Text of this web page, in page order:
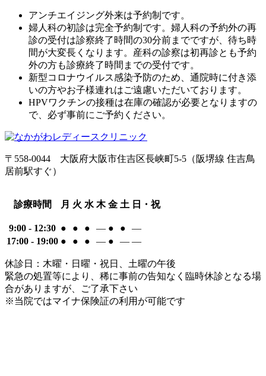
アンチエイジング外来は予約制です。
婦人科の初診は完全予約制です。婦人科の予約外の再
診の受付は診察終了時間の30分前までですが、待ち時
間が大変長くなります。産科の診察は初再診とも予約
外の方も診療終了時間までの受付です。
新型コロナウイルス感染予防のため、通院時に付き添
いの方やお子様連れはご遠慮いただいております。
HPVワクチンの接種は在庫の確認が必要となりますの
で、必ず事前にご予約ください。
〒558-0044 大阪府大阪市住吉区長峡町5-5 （阪堺線 住吉鳥
居前駅すぐ）
診療時間 月 火 水 木 金 土 日・祝
9:00 - 12:30 ● ● ● ― ● ●
―
17:00 - 19:00 ● ● ● ― ● ― ―
休診日：木曜・日曜・祝日、土曜の午後
緊急の処置等により、稀に事前の告知なく臨時休診となる場
合がありますが、ご了承下さい
※当院ではマイナ保険証の利用が可能です